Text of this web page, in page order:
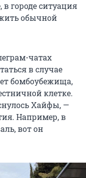
городе ситуация
обычной
чатах
в случае
бомбоубежища,
клетке.
Хайфы, —
Например, в
вот он